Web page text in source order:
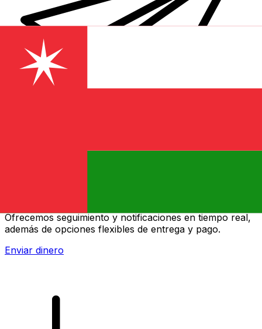
Ofrecemos seguimiento y notificaciones en tiempo real,
además de opciones flexibles de entrega y pago.
Enviar dinero